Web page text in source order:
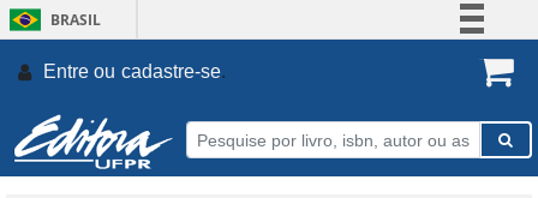
BRASIL
Participe
Entre ou cadastre-se.